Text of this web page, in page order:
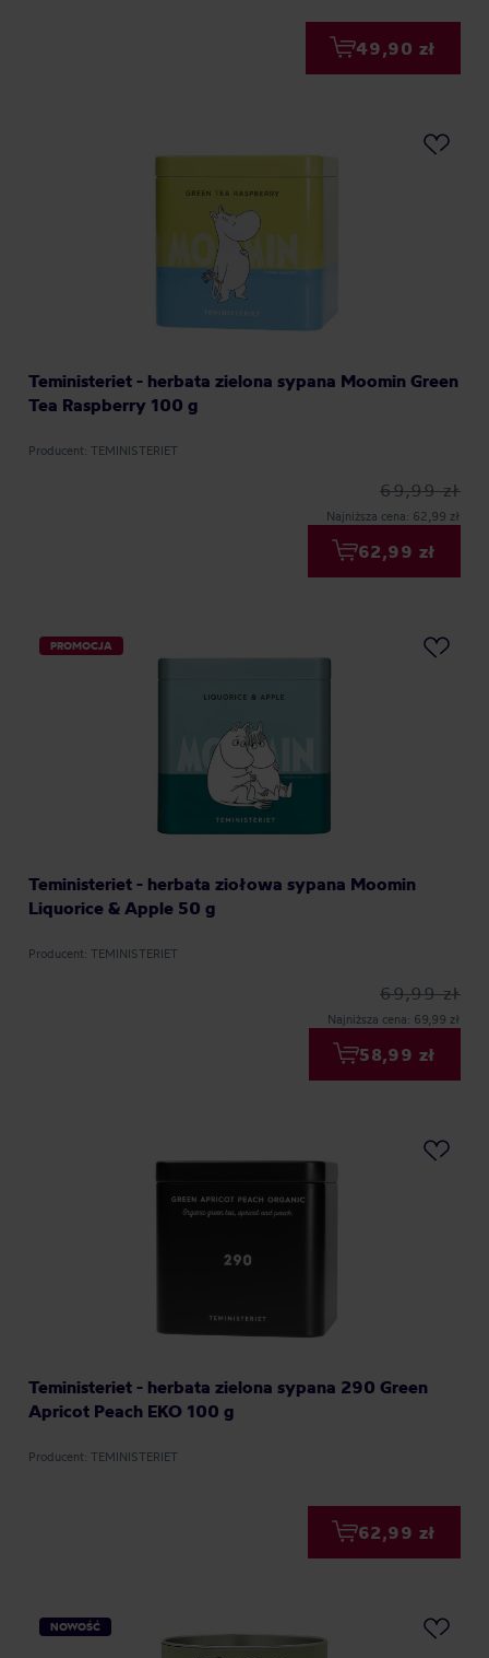
49,90 zł
Teministeriet - herbata zielona sypana Moomin Green
Tea Raspberry 100 g
Producent: TEMINISTERIET
69,99 zł
Najniższa cena: 62,99 zł
62,99 zł
PROMOCJA
Teministeriet - herbata ziołowa sypana Moomin
Liquorice & Apple 50 g
Producent: TEMINISTERIET
69,99 zł
Najniższa cena: 69,99 zł
58,99 zł
Teministeriet - herbata zielona sypana 290 Green
Apricot Peach EKO 100 g
Producent: TEMINISTERIET
62,99 zł
NOWOŚĆ